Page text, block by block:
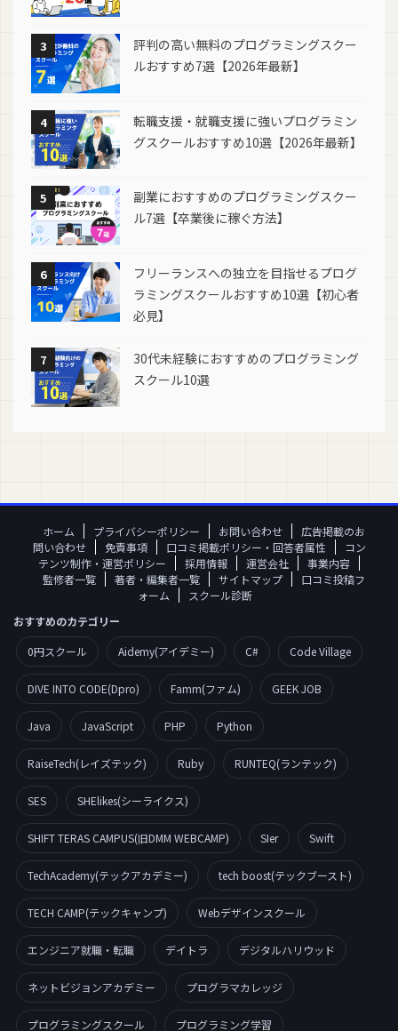
3
評判の高い無料のプログラミングスクー
ルおすすめ7選【2026年最新】
4
転職支援・就職支援に強いプログラミン
グスクールおすすめ10選【2026年最新】
5
副業におすすめのプログラミングスクー
ル7選【卒業後に稼ぐ方法】
6
フリーランスへの独立を目指せるプログ
ラミングスクールおすすめ10選【初心者
必見】
7
30代未経験におすすめのプログラミング
スクール10選
ホーム プライバシーポリシー お問い合わせ
広告掲載のお
問い合わせ
免責事項 口コミ掲載ポリシー・回答者属性
コン
テンツ制作・運営ポリシー
採用情報 運営会社
事業内容
監修者一覧
著者・編集者一覧 サイトマップ
口コミ投稿フ
ォーム
スクール診断
おすすめのカテゴリー
0円スクール
Aidemy(アイデミー) C# Code Village
DIVE INTO CODE(Dpro) Famm(ファム) GEEK JOB
Java JavaScript PHP Python
RaiseTech(レイズテック) Ruby RUNTEQ(ランテック)
SES SHElikes(シーライクス)
SHIFT TERAS CAMPUS(旧DMM WEBCAMP) SIer Swift
TechAcademy(テックアカデミー) tech boost(テックブースト)
TECH CAMP(テックキャンプ) Webデザインスクール
エンジニア就職・転職 デイトラ デジタルハリウッド
ネットビジョンアカデミー プログラマカレッジ
プログラミングスクール プログラミング学習